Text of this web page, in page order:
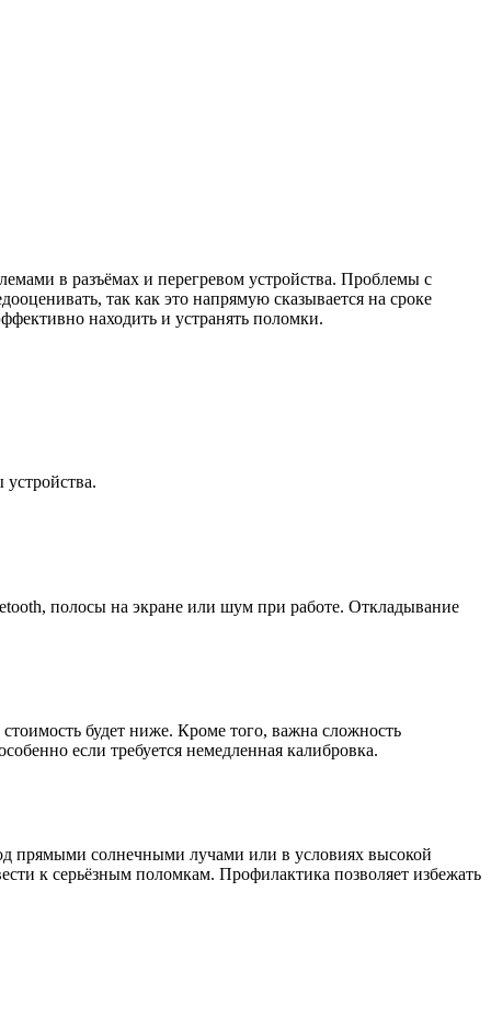
в разъёмах и перегревом устройства. Проблемы с
так как это напрямую сказывается на сроке
находить и устранять поломки.
полосы на экране или шум при работе. Откладывание
будет ниже. Кроме того, важна сложность
если требуется немедленная калибровка.
прямыми солнечными лучами или в условиях высокой
к серьёзным поломкам. Профилактика позволяет избежать